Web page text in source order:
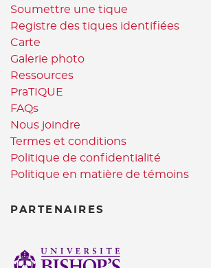
Soumettre une tique
Registre des tiques identifiées
Carte
Galerie photo
Ressources
PraTIQUE
FAQs
Nous joindre
Termes et conditions
Politique de confidentialité
Politique en matière de témoins
PARTENAIRES